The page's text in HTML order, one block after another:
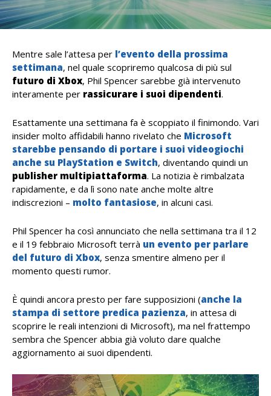
Mentre sale l’attesa per l’evento della prossima
settimana, nel quale scopriremo qualcosa di più sul
futuro di Xbox, Phil Spencer sarebbe già intervenuto
interamente per rassicurare i suoi dipendenti.
Esattamente una settimana fa è scoppiato il finimondo. Vari
insider molto affidabili hanno rivelato che Microsoft
starebbe pensando di portare i suoi videogiochi
anche su PlayStation e Switch, diventando quindi un
publisher multipiattaforma. La notizia è rimbalzata
rapidamente, e da lì sono nate anche molte altre
indiscrezioni – molto fantasiose, in alcuni casi.
Phil Spencer ha così annunciato che nella settimana tra il 12
e il 19 febbraio Microsoft terrà un evento per parlare
del futuro di Xbox, senza smentire almeno per il
momento questi rumor.
È quindi ancora presto per fare supposizioni (anche la
stampa di settore predica pazienza, in attesa di
scoprire le reali intenzioni di Microsoft), ma nel frattempo
sembra che Spencer abbia già voluto dare qualche
aggiornamento ai suoi dipendenti.